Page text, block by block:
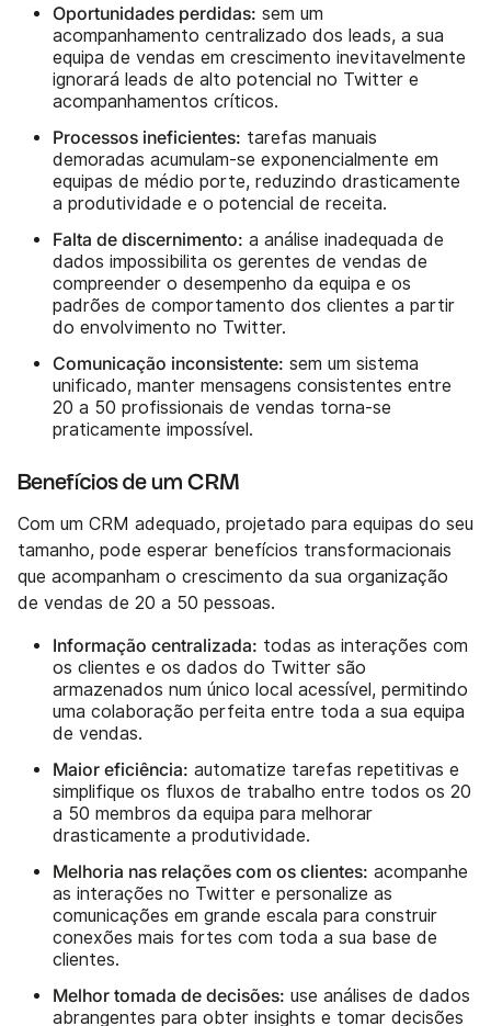
Oportunidades perdidas: sem um
acompanhamento centralizado dos leads, a sua
equipa de vendas em crescimento inevitavelmente
ignorará leads de alto potencial no Twitter e
acompanhamentos críticos.
Processos ineficientes: tarefas manuais
demoradas acumulam-se exponencialmente em
equipas de médio porte, reduzindo drasticamente
a produtividade e o potencial de receita.
Falta de discernimento: a análise inadequada de
dados impossibilita os gerentes de vendas de
compreender o desempenho da equipa e os
padrões de comportamento dos clientes a partir
do envolvimento no Twitter.
Comunicação inconsistente: sem um sistema
unificado, manter mensagens consistentes entre
20 a 50 profissionais de vendas torna-se
praticamente impossível.
Benefícios de um CRM
Com um CRM adequado, projetado para equipas do seu
tamanho, pode esperar benefícios transformacionais
que acompanham o crescimento da sua organização
de vendas de 20 a 50 pessoas.
Informação centralizada: todas as interações com
os clientes e os dados do Twitter são
armazenados num único local acessível, permitindo
uma colaboração perfeita entre toda a sua equipa
de vendas.
Maior eficiência: automatize tarefas repetitivas e
simplifique os fluxos de trabalho entre todos os 20
a 50 membros da equipa para melhorar
drasticamente a produtividade.
Melhoria nas relações com os clientes: acompanhe
as interações no Twitter e personalize as
comunicações em grande escala para construir
conexões mais fortes com toda a sua base de
clientes.
Melhor tomada de decisões: use análises de dados
abrangentes para obter insights e tomar decisões